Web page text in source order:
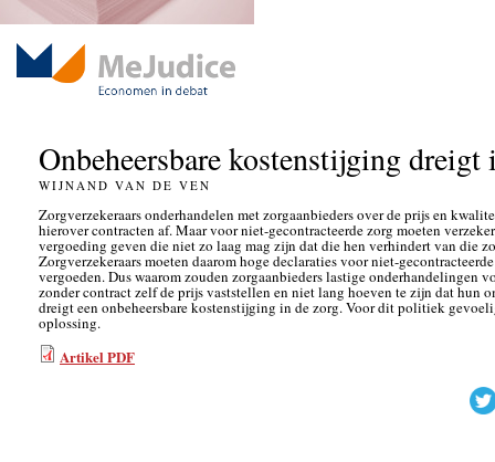
Onbeheersbare kostenstijging dreigt
WIJNAND VAN DE VEN
Zorgverzekeraars onderhandelen met zorgaanbieders over de prijs en
hierover contracten af. Maar voor niet-gecontracteerde zorg moeten
vergoeding geven die niet zo laag mag zijn dat die hen verhindert van die
Zorgverzekeraars moeten daarom hoge declaraties voor niet-
vergoeden. Dus waarom zouden zorgaanbieders lastige onderhandelingen
zonder contract zelf de prijs vaststellen en niet lang hoeven te zijn dat hun
dreigt een onbeheersbare kostenstijging in de zorg. Voor dit politiek
oplossing.
Artikel PDF